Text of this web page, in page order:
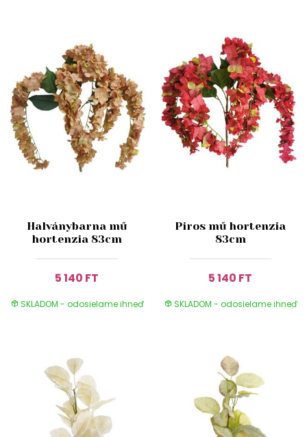
Halványbarna mű
hortenzia 83cm
5 140 FT
SKLADOM - odosielame ihneď
Piros mű hortenzia
83cm
5 140 FT
SKLADOM - odosielame ihneď